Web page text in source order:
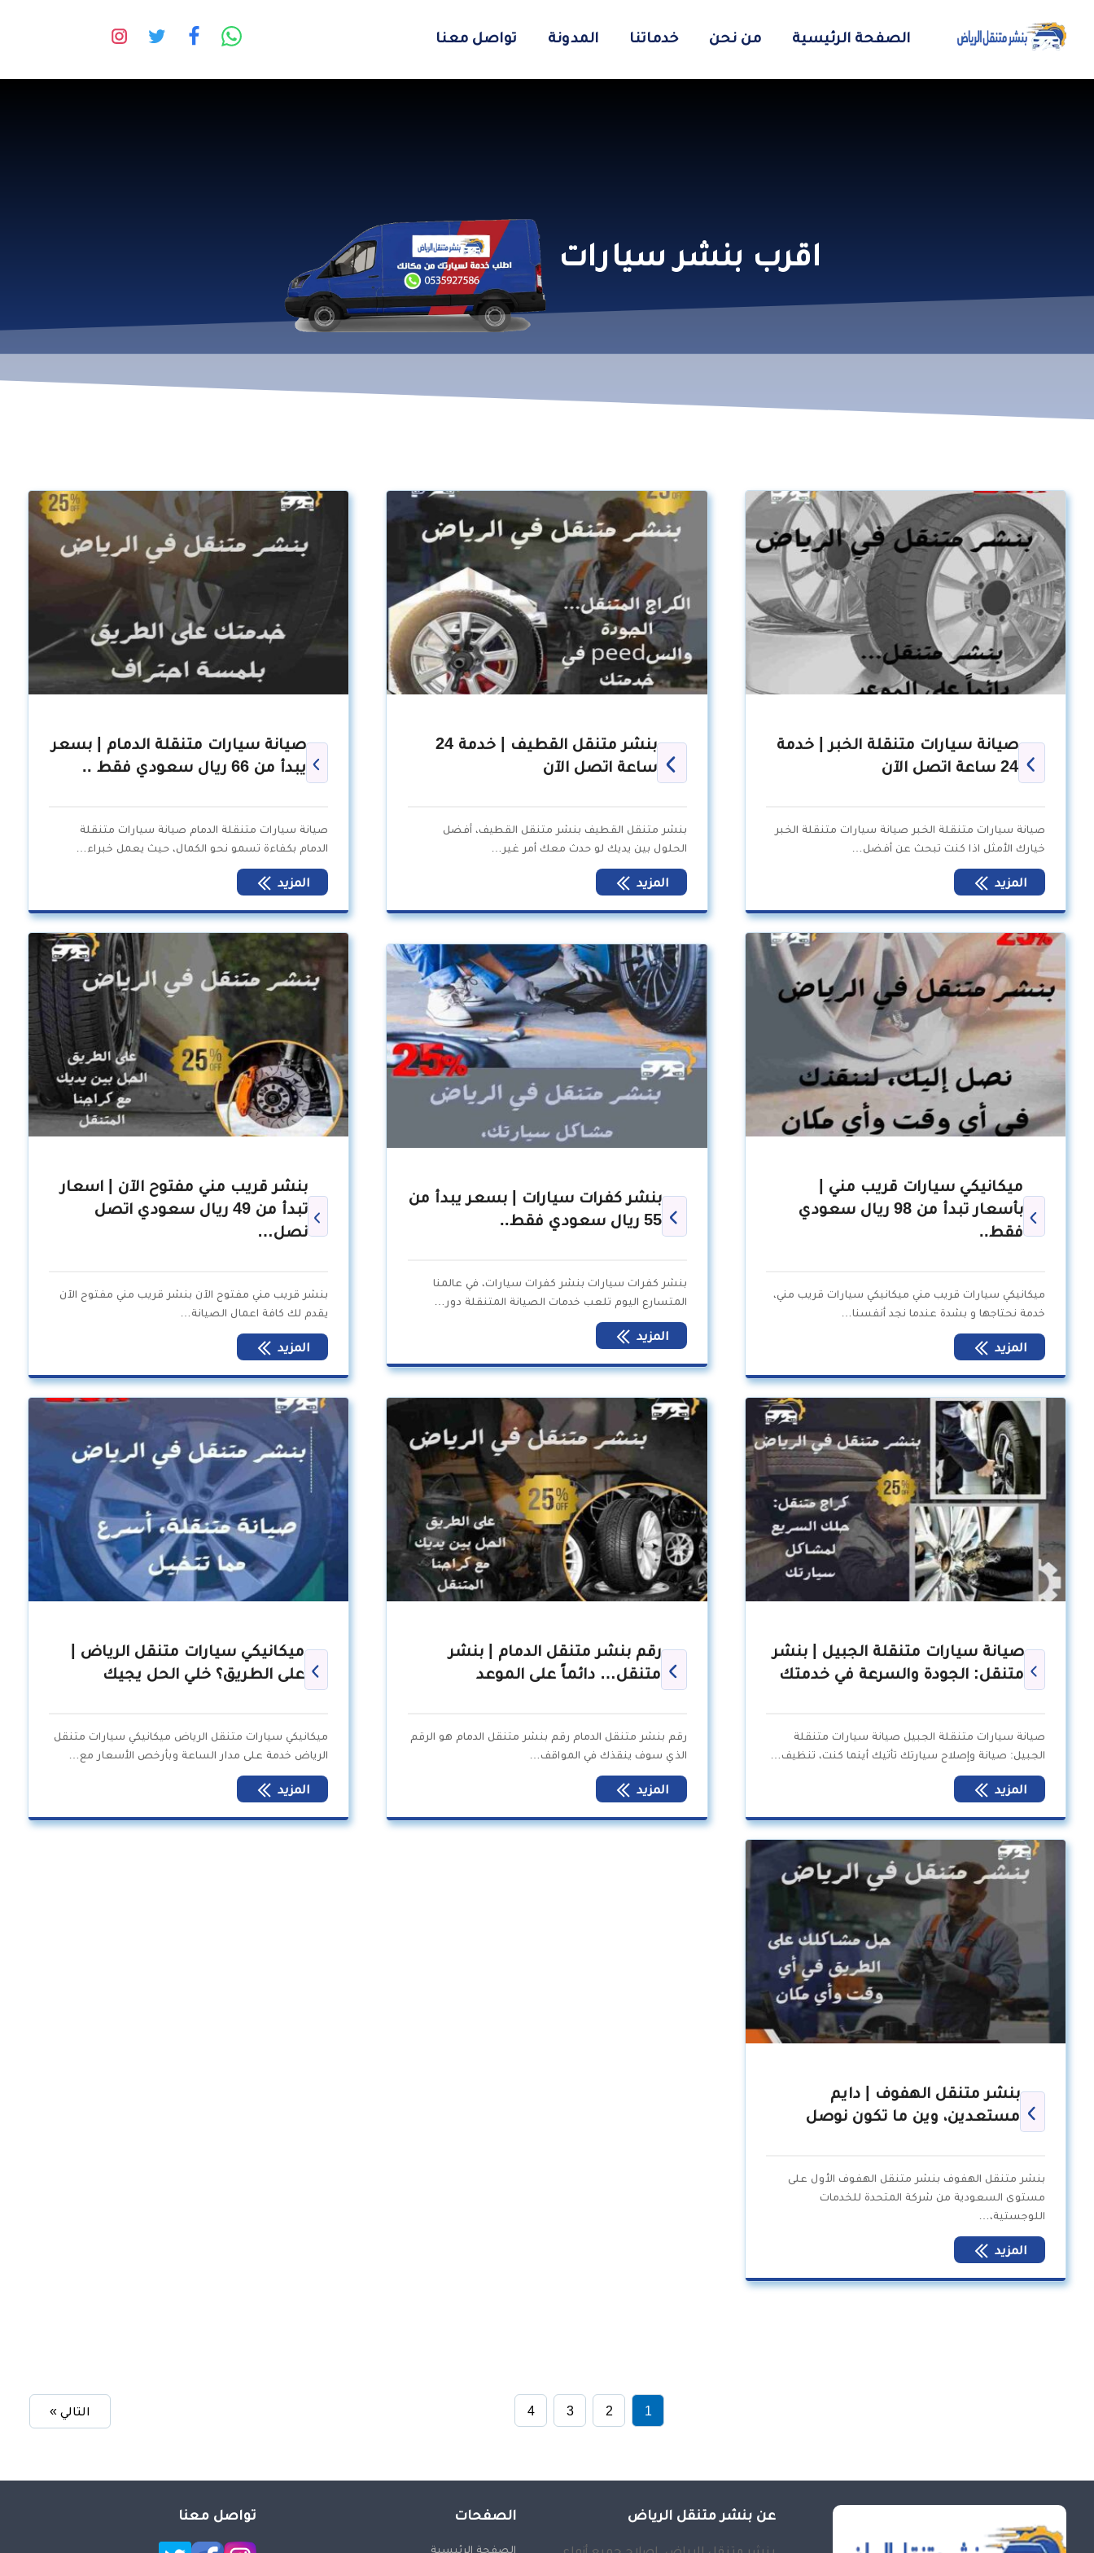
الصفحة الرئيسية من نحن خدماتنا المدونة تواصل معنا
اقرب بنشر سيارات
صيانة سيارات متنقلة الخبر | خدمة
24 ساعة اتصل الآن
صيانة سيارات متنقلة الخبر صيانة سيارات متنقلة الخبر
خيارك الأمثل اذا كنت تبحث عن أفضل…
المزيد
بنشر متنقل القطيف | خدمة 24
ساعة اتصل الآن
بنشر متنقل القطيف بنشر متنقل القطيف، أفضل
الحلول بين يديك لو حدث معك أمر غير…
المزيد
صيانة سيارات متنقلة الدمام | بسعر
يبدأ من 66 ريال سعودي فقط ..
صيانة سيارات متنقلة الدمام صيانة سيارات متنقلة
الدمام بكفاءة تسمو نحو الكمال، حيث يعمل خبراء…
المزيد
ميكانيكي سيارات قريب مني |
بأسعار تبدأ من 98 ريال سعودي
فقط..
ميكانيكي سيارات قريب مني ميكانيكي سيارات قريب مني،
خدمة نحتاجها و بشدة عندما نجد أنفسنا…
المزيد
بنشر كفرات سيارات | بسعر يبدأ من
55 ريال سعودي فقط..
بنشر كفرات سيارات بنشر كفرات سيارات، في عالمنا
المتسارع اليوم تلعب خدمات الصيانة المتنقلة دور…
المزيد
بنشر قريب مني مفتوح الآن | اسعار
تبدأ من 49 ريال سعودي اتصل
نصل…
بنشر قريب مني مفتوح الآن بنشر قريب مني مفتوح الآن
يقدم لك كافة اعمال الصيانة…
المزيد
صيانة سيارات متنقلة الجبيل | بنشر
متنقل: الجودة والسرعة في خدمتك
صيانة سيارات متنقلة الجبيل صيانة سيارات متنقلة
الجبيل: صيانة وإصلاح سيارتك تأتيك أينما كنت، تنظيف…
المزيد
رقم بنشر متنقل الدمام | بنشر
متنقل… دائماً على الموعد
رقم بنشر متنقل الدمام رقم بنشر متنقل الدمام هو الرقم
الذي سوف ينقذك في المواقف…
المزيد
ميكانيكي سيارات متنقل الرياض |
على الطريق؟ خلي الحل يجيك
ميكانيكي سيارات متنقل الرياض ميكانيكي سيارات متنقل
الرياض خدمة على مدار الساعة وبأرخص الأسعار مع…
المزيد
بنشر متنقل الهفوف | دايم
مستعدين، وين ما تكون نوصل
بنشر متنقل الهفوف بنشر متنقل الهفوف الأول على
مستوى السعودية من شركة المتحدة للخدمات
اللوجستية،…
المزيد
1
2
3
4 التالي »
عن بنشر متنقل الرياض الصفحات
الصفحة الرئيسية
تواصل معنا